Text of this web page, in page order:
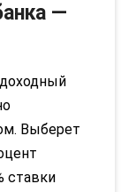
—
Выберет
ставки